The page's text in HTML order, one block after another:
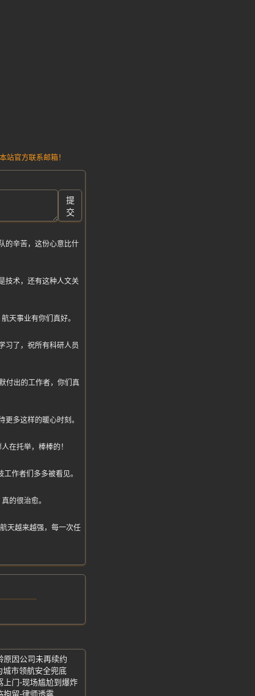
站官方联系邮箱！
提
交
的辛苦，这份心意比什
技术，还有这种人文关
天事业有你们真好。
习了，祝所有科研人员
付出的工作者，你们真
多这样的暖心时刻。
在托举，棒棒的！
作者们多多被看见。
的很治愈。
天越来越强，每一次任
原因公司未再续约
城市领航安全兜底
上门-现场尴尬到爆炸
拘留-律师透露